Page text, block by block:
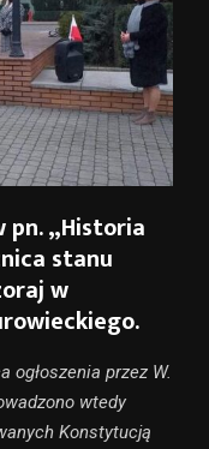
„Historia
stanu
w
ogłoszenia przez W.
wtedy
Konstytucją